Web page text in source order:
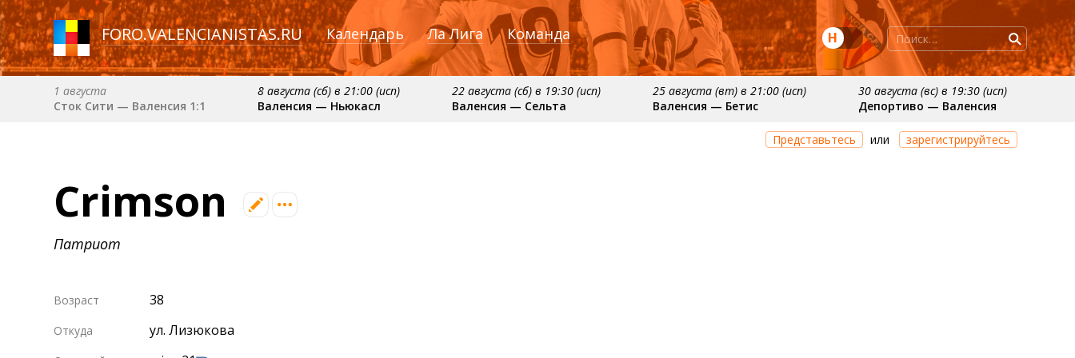
FORO.VALENCIANISTAS.RU Календарь Ла Лига Команда Н
1 августа
Сток Сити — Валенсия 1:1
8 августа (сб) в 21:00 (исп)
Валенсия — Ньюкасл
22 августа (сб) в 19:30 (исп)
Валенсия — Сельта
25 августа (вт) в 21:00 (исп)
Валенсия — Бетис
30 августа (вс) в 19:30 (исп)
Депортиво — Валенсия
примерно 11 октября
Расинг — Валенсия
примерно 18 октября
Валенсия — Атлетик
Представьтесь или зарегистрируйтесь
Crimson
Патриот
Возраст 38
Откуда ул. Лизюкова